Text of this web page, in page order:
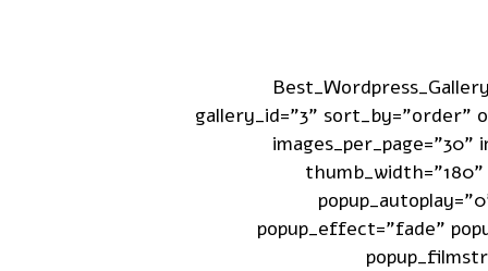
gallery_id="3" sort_by="order"
images_per_page="30"
popup_effect="fade"